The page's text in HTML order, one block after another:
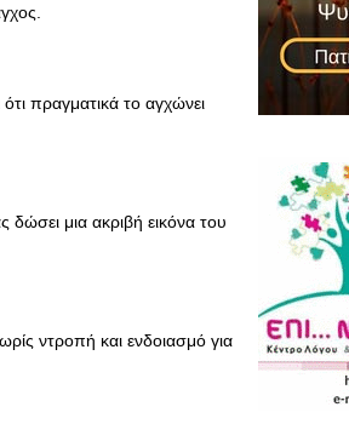
πραγματικά το αγχώνει
δώσει μια ακριβή εικόνα του
ντροπή και ενδοιασμό για